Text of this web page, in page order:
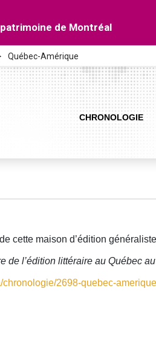
de Montréal
Québec-Amérique
CHRONOLOGIE
cette maison d’édition
de l’édition littéraire au Québec
chronologie/2698-quebec-